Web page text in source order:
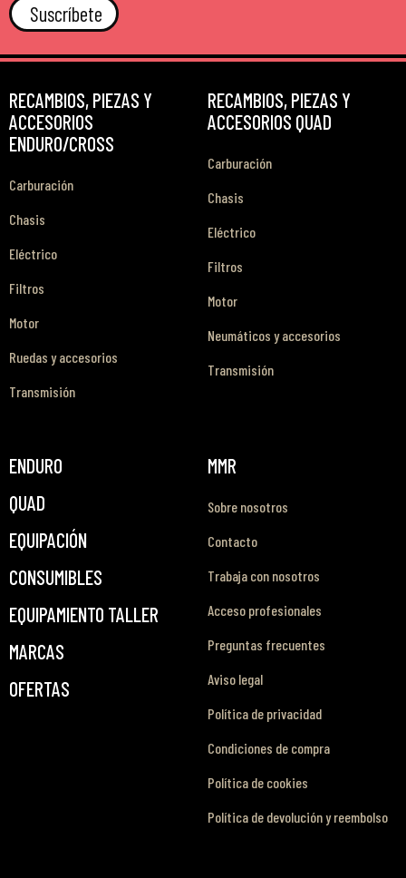
Suscríbete
RECAMBIOS, PIEZAS Y
ACCESORIOS
ENDURO/CROSS
Carburación
Chasis
Eléctrico
Filtros
Motor
Ruedas y accesorios
Transmisión
RECAMBIOS, PIEZAS Y
ACCESORIOS QUAD
Carburación
Chasis
Eléctrico
Filtros
Motor
Neumáticos y accesorios
Transmisión
ENDURO
QUAD
EQUIPACIÓN
CONSUMIBLES
EQUIPAMIENTO TALLER
MARCAS
OFERTAS
MMR
Sobre nosotros
Contacto
Trabaja con nosotros
Acceso profesionales
Preguntas frecuentes
Aviso legal
Política de privacidad
Condiciones de compra
Política de cookies
Política de devolución y reembolso